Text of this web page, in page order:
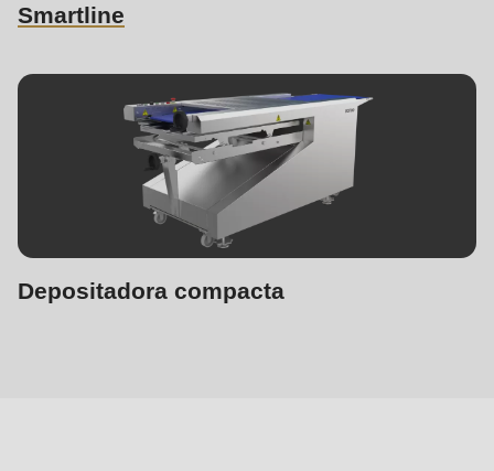
Smartline
Depositadora compacta